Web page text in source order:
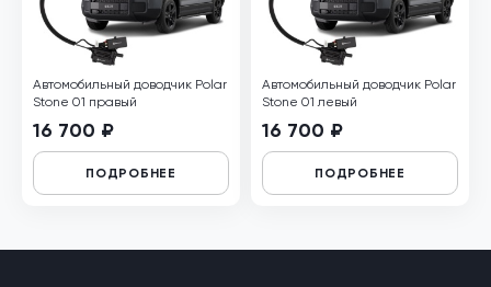
Автомобильный доводчик Polar
Stone 01 правый
16 700 ₽
ПОДРОБНЕЕ
Автомобильный доводчик Polar
Stone 01 левый
16 700 ₽
ПОДРОБНЕЕ